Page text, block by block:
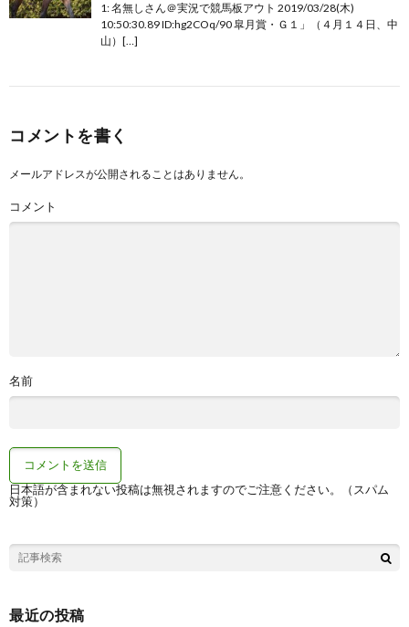
1: 名無しさん＠実況で競馬板アウト 2019/03/28(木)
10:50:30.89 ID:hg2COq/90 皐月賞・Ｇ１」（４月１４日、中
山）[…]
コメントを書く
メールアドレスが公開されることはありません。
コメント
名前
日本語が含まれない投稿は無視されますのでご注意ください。（スパム
対策）
最近の投稿